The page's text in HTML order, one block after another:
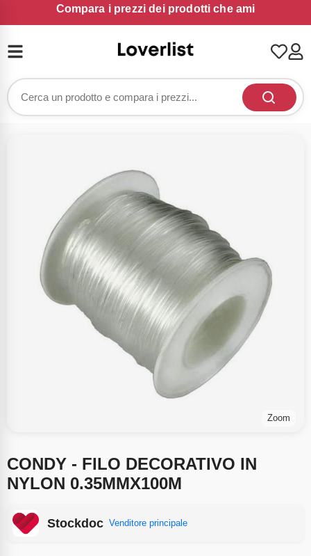
Compara i prezzi dei prodotti che ami
Zoom
CONDY - FILO DECORATIVO IN
NYLON 0.35MMX100M
Stockdoc Venditore principale